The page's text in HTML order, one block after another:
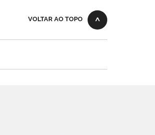
VOLTAR AO TOPO